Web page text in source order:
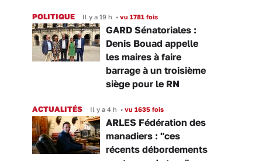
POLITIQUE Il y a 19 h • vu 1781 fois
GARD Sénatoriales :
Denis Bouad appelle
les maires à faire
barrage à un troisième
siège pour le RN
ACTUALITÉS Il y a 4 h • vu 1635 fois
ARLES Fédération des
manadiers : "ces
récents débordements